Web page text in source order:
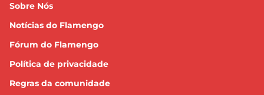
Sobre Nós
Notícias do Flamengo
Fórum do Flamengo
Política de privacidade
Regras da comunidade